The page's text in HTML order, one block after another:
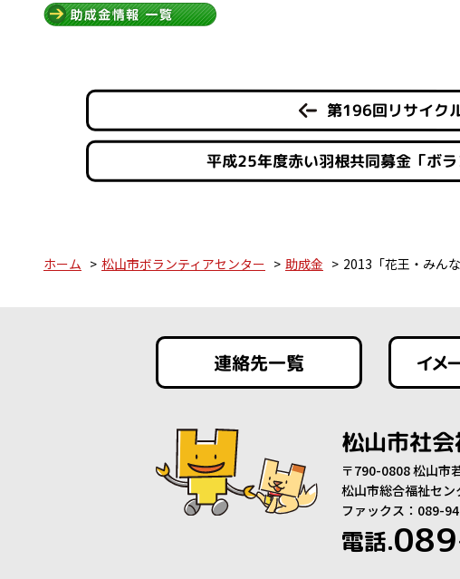
第196回リサイク
平成25年度赤い羽根共同募金「ボ
ホーム 松山市ボランティアセンター 助成金 2013「花王・みん
連絡先一覧 イメ
松山市社
〒790-0808 松山市
松山市総合福祉セン
ファックス：089-
電話.